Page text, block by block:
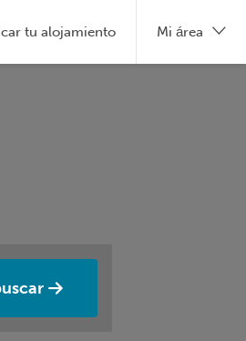
tu alojamiento Mi área